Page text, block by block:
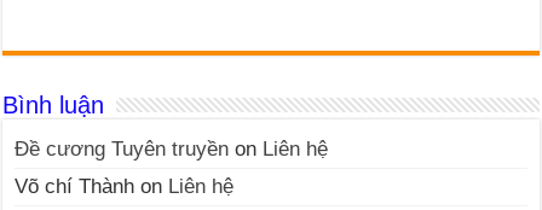
Bình luận
Đề cương Tuyên truyền on Liên hệ
Võ chí Thành on Liên hệ